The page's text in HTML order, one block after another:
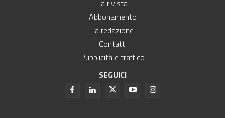
La rivista
Abbonamento
La redazione
Contatti
Pubblicità e traffico
SEGUICI